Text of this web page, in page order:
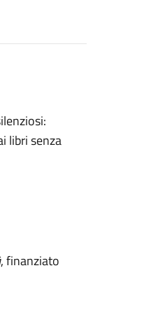
libri senza
, finanziato